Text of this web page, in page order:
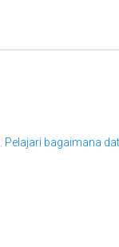
Pelajari bagaimana